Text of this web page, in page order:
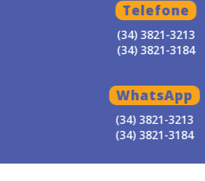
Telefone
(34) 3821-3213
(34) 3821-3184
WhatsApp
(34) 3821-3213
(34) 3821-3184